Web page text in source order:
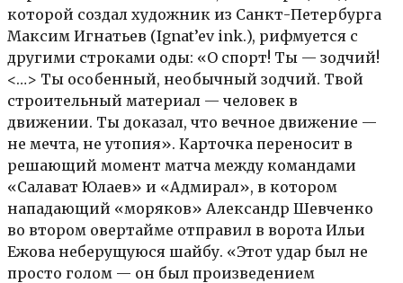
которой создал художник из Санкт-Петербурга
Максим Игнатьев (Ignat’ev ink.), рифмуется с
другими строками оды: «О спорт! Ты — зодчий!
<…> Ты особенный, необычный зодчий. Твой
строительный материал — человек в
движении. Ты доказал, что вечное движение —
не мечта, не утопия». Карточка переносит в
решающий момент матча между командами
«Салават Юлаев» и «Адмирал», в котором
нападающий «моряков» Александр Шевченко
во втором овертайме отправил в ворота Ильи
Ежова неберущуюся шайбу. «Этот удар был не
просто голом — он был произведением